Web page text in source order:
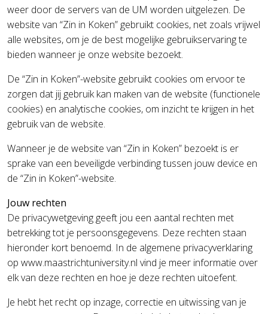
weer door de servers van de UM worden uitgelezen. De
website van “Zin in Koken” gebruikt cookies, net zoals vrijwel
alle websites, om je de best mogelijke gebruikservaring te
bieden wanneer je onze website bezoekt.
De “Zin in Koken”-website gebruikt cookies om ervoor te
zorgen dat jij gebruik kan maken van de website (functionele
cookies) en analytische cookies, om inzicht te krijgen in het
gebruik van de website.
Wanneer je de website van “Zin in Koken” bezoekt is er
sprake van een beveiligde verbinding tussen jouw device en
de “Zin in Koken”-website.
Jouw rechten
De privacywetgeving geeft jou een aantal rechten met
betrekking tot je persoonsgegevens. Deze rechten staan
hieronder kort benoemd. In de algemene privacyverklaring
op www.maastrichtuniversity.nl vind je meer informatie over
elk van deze rechten en hoe je deze rechten uitoefent.
Je hebt het recht op inzage, correctie en uitwissing van je